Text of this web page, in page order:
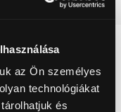
az Ön személyes
technológiákat
és